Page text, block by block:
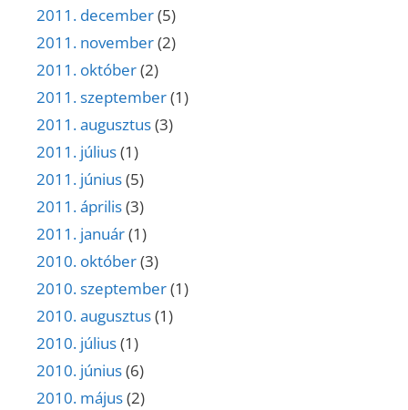
2011. december(5)
2011. november(2)
2011. október(2)
2011. szeptember(1)
2011. augusztus(3)
2011. július(1)
2011. június(5)
2011. április(3)
2011. január(1)
2010. október(3)
2010. szeptember(1)
2010. augusztus(1)
2010. július(1)
2010. június(6)
2010. május(2)